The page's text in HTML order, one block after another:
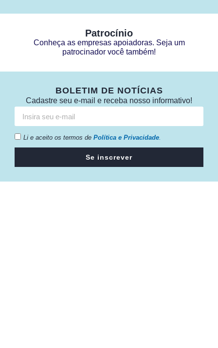
Patrocínio
Conheça as empresas apoiadoras. Seja um
patrocinador você também!
BOLETIM DE NOTÍCIAS
Cadastre seu e-mail e receba nosso informativo!
Li e aceito os termos de Política e Privacidade.
Se inscrever